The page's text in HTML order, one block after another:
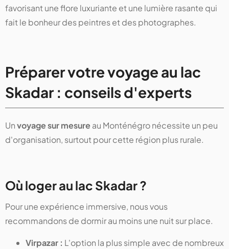
favorisant une flore luxuriante et une lumière rasante qui
fait le bonheur des peintres et des photographes.
Préparer votre voyage au lac
Skadar : conseils d'experts
Unvoyage sur mesureau Monténégro nécessite un peu
d'organisation, surtout pour cette région plus rurale.
Où loger au lac Skadar ?
Pour une expérience immersive, nous vous
recommandons de dormir au moins une nuit sur place.
Virpazar : L'option la plus simple avec de nombreux